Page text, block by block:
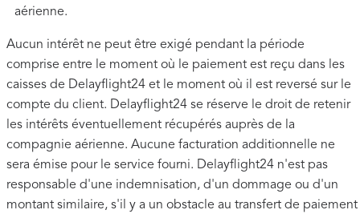
aérienne.
Aucun intérêt ne peut être exigé pendant la période
comprise entre le moment où le paiement est reçu dans les
caisses de Delayflight24 et le moment où il est reversé sur le
compte du client. Delayflight24 se réserve le droit de retenir
les intérêts éventuellement récupérés auprès de la
compagnie aérienne. Aucune facturation additionnelle ne
sera émise pour le service fourni. Delayflight24 n'est pas
responsable d'une indemnisation, d'un dommage ou d'un
montant similaire, s'il y a un obstacle au transfert de paiement